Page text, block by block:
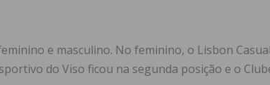
e masculino. No feminino, o Lisbon
do Viso ficou na segunda posição e o